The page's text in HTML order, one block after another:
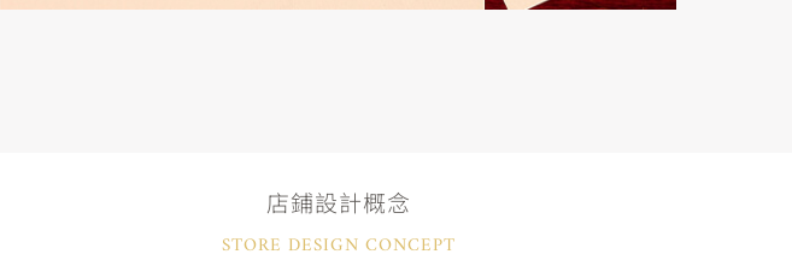
店鋪設計概念
STORE DESIGN CONCEPT